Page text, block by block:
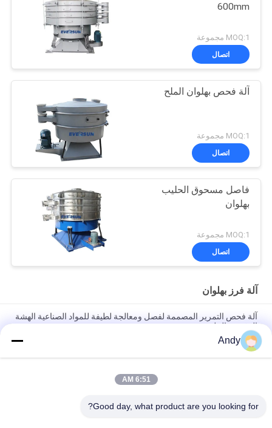
600mm
MOQ:1 مجموعة
اتصال
آلة فحص بهلوان الملح
MOQ:1 مجموعة
اتصال
فاصل مسحوق الحليب
بهلوان
MOQ:1 مجموعة
اتصال
آلة فرز بهلوان
آلة فحص التمرير المصممة لفصل ومعالجة لطيفة للمواد الصناعية الهشة
الدقيقة والملصقة
آلة غربلة دوارة مصممة لسهولة الصيانة والغربلة اللطيفة للمواد الدقيقة
واللزجة الهشة في الصناعة
آلة فحص القمامة ذات القدرة العالية تقدم تصنيف متعدد مستويات لحجم
Andy
6:51 AM
Good day, what product are you looking for?